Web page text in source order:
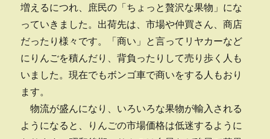
増えるにつれ、庶民の「ちょっと贅沢な果物」にな
っていきました。出荷先は、市場や仲買さん、商店
だったり様々です。「商い」と言ってリヤカーなど
にりんごを積んだり、背負ったりして売り歩く人も
いました。現在でもボンゴ車で商いをする人もおり
ます。
物流が盛んになり、いろいろな果物が輸入される
ようになると、りんごの市場価格は低迷するように